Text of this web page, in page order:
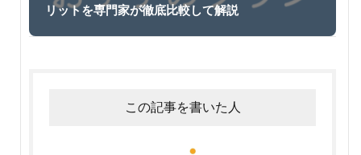
リットを専門家が徹底比較して解説
この記事を書いた人